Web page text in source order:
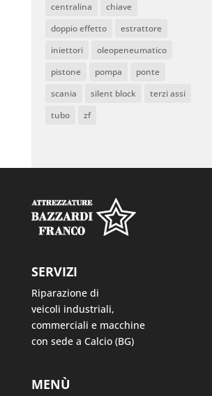
centralina
chiave
doppio effetto
estrattore
iniettori
oleopeneumatico
pistone
pompa
ponte
scania
silent block
terzi assi
tubo
zf
SERVIZI
Riparazione di
veicoli industriali,
commerciali e macchine
con sede a Calcio (BG)
MENÙ